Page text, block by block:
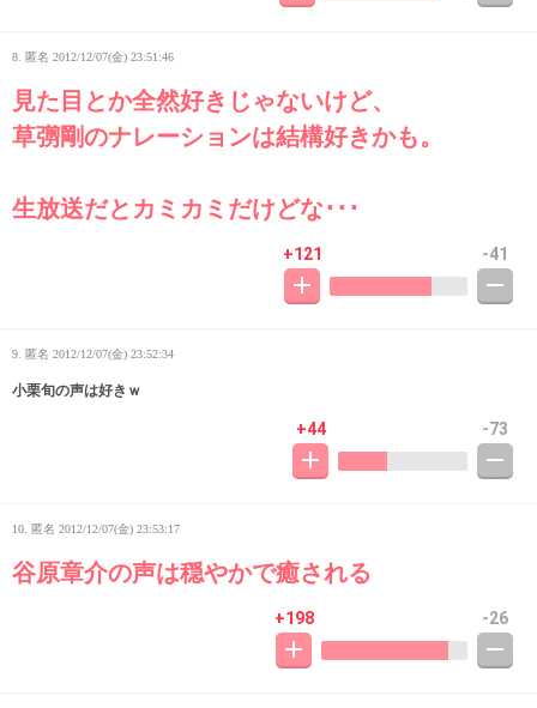
8. 匿名 2012/12/07(金) 23:51:46
見た目とか全然好きじゃないけど、
草彅剛のナレーションは結構好きかも。
生放送だとカミカミだけどな･･･
+121 -41
9. 匿名 2012/12/07(金) 23:52:34
小栗旬の声は好きｗ
+44 -73
10. 匿名 2012/12/07(金) 23:53:17
谷原章介の声は穏やかで癒される
+198 -26